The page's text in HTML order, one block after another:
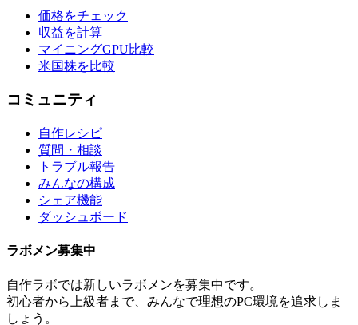
価格をチェック
収益を計算
マイニングGPU比較
米国株を比較
コミュニティ
自作レシピ
質問・相談
トラブル報告
みんなの構成
シェア機能
ダッシュボード
ラボメン募集中
自作ラボでは新しいラボメンを募集中です。
初心者から上級者まで、みんなで理想のPC環境を追求しま
しょう。